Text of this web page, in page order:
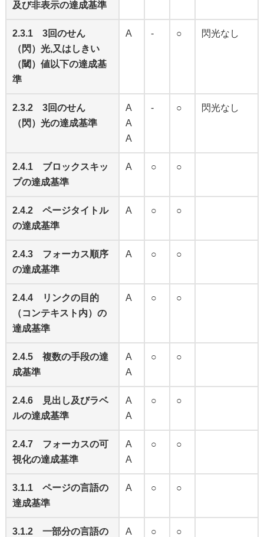
及び非表示の達成基準
2.3.1 3回のせん
（閃）光,又はしきい
（閾）値以下の達成基
準
A - ○ 閃光なし
2.3.2 3回のせん
（閃）光の達成基準
A
A
A
- ○ 閃光なし
2.4.1 ブロックスキッ
プの達成基準
A ○ ○
2.4.2 ページタイトル
の達成基準
A ○ ○
2.4.3 フォーカス順序
の達成基準
A ○ ○
2.4.4 リンクの目的
（コンテキスト内）の
達成基準
A ○ ○
2.4.5 複数の手段の達
成基準
A
A
○ ○
2.4.6 見出し及びラベ
ルの達成基準
A
A
○ ○
2.4.7 フォーカスの可
視化の達成基準
A
A
○ ○
3.1.1 ページの言語の
達成基準
A ○ ○
3.1.2 一部分の言語の
A
○ ○